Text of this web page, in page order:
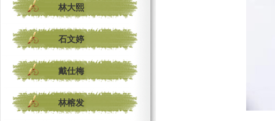
林大熙
石文婷
戴仕梅
林榕发